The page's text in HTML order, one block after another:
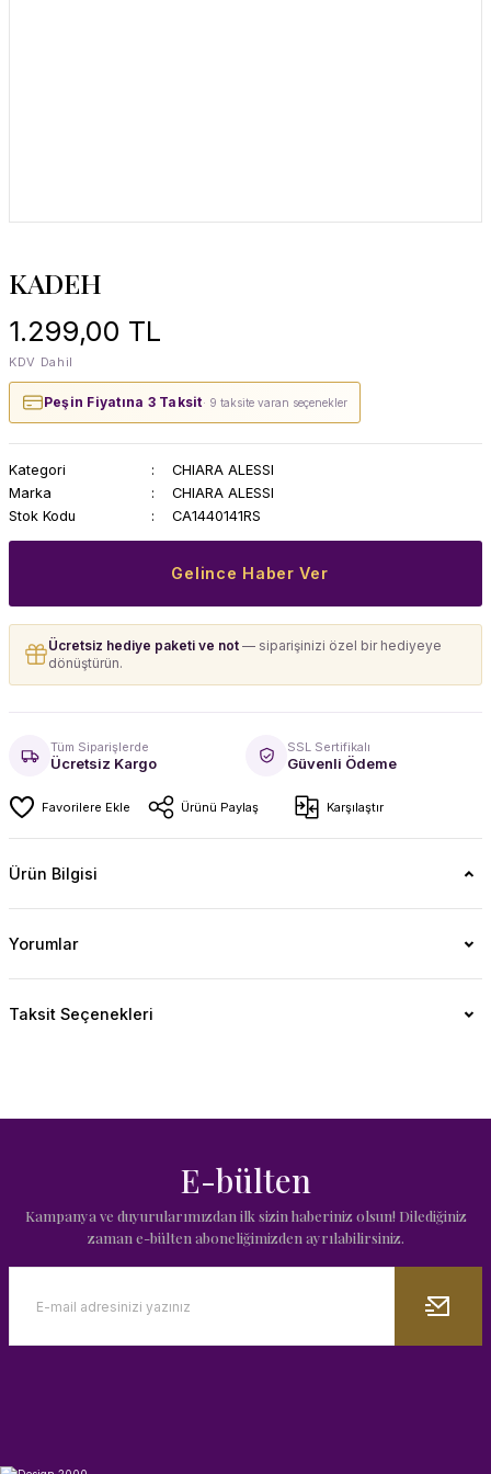
KADEH
1.299,00 TL
KDV Dahil
Peşin Fiyatına 3 Taksit· 9 taksite varan seçenekler
Kategori
CHIARA ALESSI
Marka
CHIARA ALESSI
Stok Kodu
CA1440141RS
Gelince Haber Ver
Ücretsiz hediye paketi ve not — siparişinizi özel bir hediyeye
dönüştürün.
Tüm Siparişlerde
Ücretsiz Kargo
SSL Sertifikalı
Güvenli Ödeme
Ürünü Paylaş Karşılaştır
Ürün Bilgisi
Yorumlar
Taksit Seçenekleri
E-bülten
Kampanya ve duyurularımızdan ilk sizin haberiniz olsun! Dilediğiniz
zaman e-bülten aboneliğimizden ayrılabilirsiniz.